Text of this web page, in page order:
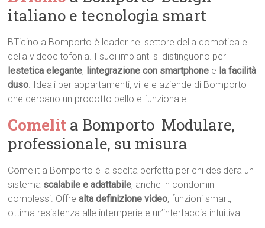
italiano e tecnologia smart
BTicino a Bomporto è leader nel settore della domotica e
della videocitofonia. I suoi impianti si distinguono per
lestetica elegante, lintegrazione con smartphone e la facilità
duso. Ideali per appartamenti, ville e aziende di Bomporto
che cercano un prodotto bello e funzionale.
Comelit a Bomporto  Modulare,
professionale, su misura
Comelit a Bomporto è la scelta perfetta per chi desidera un
sistema scalabile e adattabile, anche in condomini
complessi. Offrealta definizione video, funzioni smart,
ottima resistenza alle intemperie e un’interfaccia intuitiva.